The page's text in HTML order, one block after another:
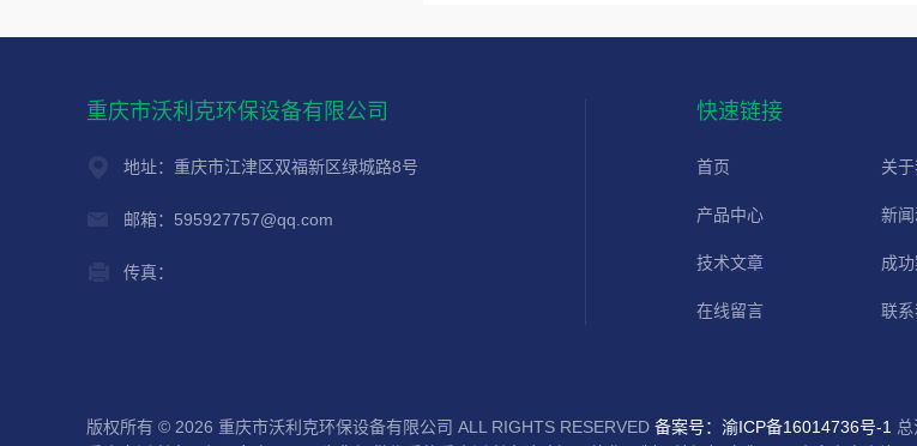
重庆市沃利克环保设备有限公司
地址：重庆市江津区双福新区绿城路8号
邮箱：595927757@qq.com
传真：
快速链接
首页 关
产品中心 新
技术文章 成功
在线留言 联
版权所有 © 2026 重庆市沃利克环保设备有限公司 ALL RIGHTS RESERVED 备案号：渝ICP备16014736号-1